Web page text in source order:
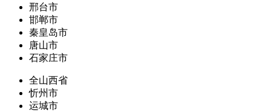
邢台市
邯郸市
秦皇岛市
唐山市
石家庄市
全山西省
忻州市
运城市